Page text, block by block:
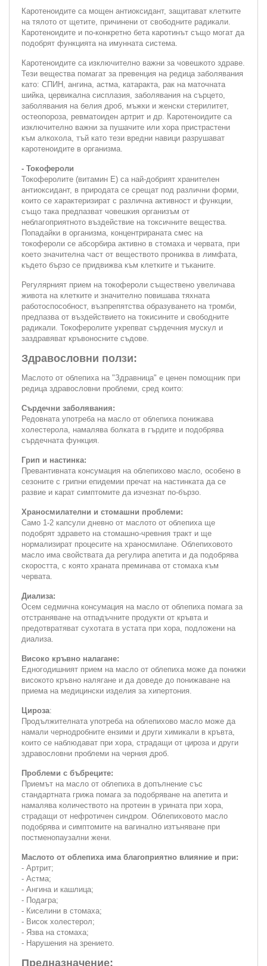
Каротеноидите са мощен антиоксидант, защитават клетките
на тялото от щетите, причинени от свободните радикали.
Каротеноидите и по-конкретно бета каротинът също могат да
подобрят функцията на имунната система.
Каротеноидите са изключително важни за човешкото здраве.
Тези вещества помагат за превенция на редица заболявания
като: СПИН, ангина, астма, катаракта, рак на маточната
шийка, цервикална сисплазия, заболявания на сърцето,
заболявания на белия дроб, мъжки и женски стерилитет,
остеопороза, ревматоиден артрит и др. Каротеноидите са
изключително важни за пушачите или хора пристрастени
към алкохола, тъй като тези вредни навици разрушават
каротеноидите в организма.
- Токофероли
Токоферолите (витамин Е) са най-добрият хранителен
антиоксидант, в природата се срещат под различни форми,
които се характеризират с различна активност и функции,
също така предпазват човешкия организъм от
неблагоприятното въздействие на токсичните вещества.
Попадайки в организма, концентрираната смес на
токофероли се абсорбира активно в стомаха и червата, при
което значителна част от веществото прониква в лимфата,
където бързо се придвижва към клетките и тъканите.
Регулярният прием на токофероли съществено увеличава
живота на клетките и значително повишава тяхната
работоспособност, възпрепятства образуването на тромби,
предпазва от въздействието на токисините и свободните
радикали. Токоферолите укрепват сърдечния мускул и
заздравяват кръвоносните съдове.
Здравословни ползи:
Маслото от облепиха на "Здравница" е ценен помощник при
редица здравословни проблеми, сред които:
Сърдечни заболявания:
Редовната употреба на масло от облепиха понижава
холестерола, намалява болката в гърдите и подобрява
сърдечната функция.
Грип и настинка:
Превантивната консумация на облепихово масло, особено в
сезоните с грипни епидемии пречат на настинката да се
развие и карат симптомите да изчезнат по-бързо.
Храносмилателни и стомашни проблеми:
Само 1-2 капсули дневно от маслото от облепиха ще
подобрят здравето на стомашно-чревния тракт и ще
нормализират процесите на храносмилане. Облепиховото
масло има свойствата да регулира апетита и да подобрява
скоростта, с която храната преминава от стомаха към
червата.
Диализа:
Осем седмична консумация на масло от облепиха помага за
отстраняване на отпадъчните продукти от кръвта и
предотвратяват сухотата в устата при хора, подложени на
диализа.
Високо кръвно налагане:
Едногодишният прием на масло от облепиха може да понижи
високото кръвно налягане и да доведе до понижаване на
приема на медицински изделия за хипертония.
Цироза:
Продължителната употреба на облепихово масло може да
намали чернодробните ензими и други химикали в кръвта,
които се наблюдават при хора, страдащи от цироза и други
здравословни проблеми на черния дроб.
Проблеми с бъбреците:
Приемът на масло от облепиха в допълнение със
стандартната грижа помага за подобряване на апетита и
намалява количеството на протеин в урината при хора,
страдащи от нефротичен синдром. Облепиховото масло
подобрява и симптомите на вагинално изтъняване при
постменопаузални жени.
Маслото от облепиха има благоприятно влияние и при:
- Артрит;
- Астма;
- Ангина и кашлица;
- Подагра;
- Киселини в стомаха;
- Висок холестерол;
- Язва на стомаха;
- Нарушения на зрението.
Предназначение: